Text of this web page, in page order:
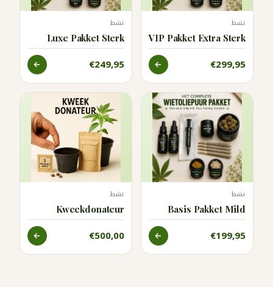
نشط
VIP Pakket Extra Sterk
€299,95
نشط
Luxe Pakket Sterk
€249,95
نشط
Basis Pakket Mild
€199,95
نشط
Kweekdonateur
€500,00